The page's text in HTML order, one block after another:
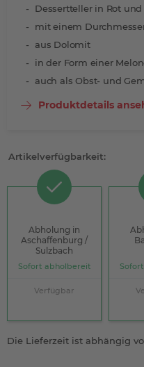
Dessertteller in Rot und
mit einem
aus Dolomit
in der Form einer
auch als Obst- und
Produktdetails
Artikelverfügbarkeit:
Abholung in
Aschaffenburg /
Sulzbach
Sofort abholbereit
Verfügbar
Die Lieferzeit ist abhängig